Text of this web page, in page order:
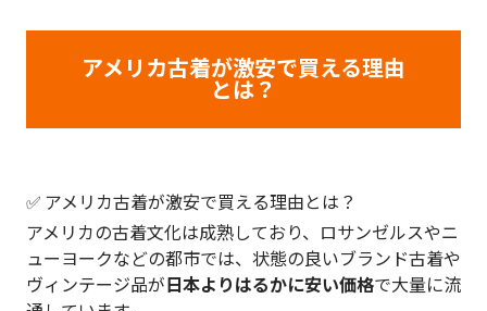
アメリカ古着が激安で買える理由
とは？
✅ アメリカ古着が激安で買える理由とは？
アメリカの古着文化は成熟しており、ロサンゼルスやニ
ューヨークなどの都市では、状態の良いブランド古着や
ヴィンテージ品が 日本よりはるかに安い価格で大量に流